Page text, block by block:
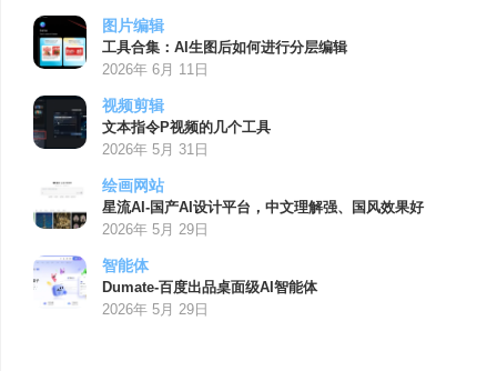
图片编辑
工具合集：AI生图后如何进行分层编辑
2026年 6月 11日
视频剪辑
文本指令P视频的几个工具
2026年 5月 31日
绘画网站
星流AI-国产AI设计平台，中文理解强、国风效果好
2026年 5月 29日
智能体
Dumate-百度出品桌面级AI智能体
2026年 5月 29日